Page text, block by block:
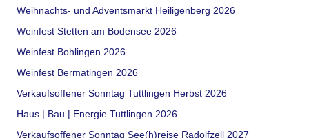
Weihnachts- und Adventsmarkt Heiligenberg 2026
Weinfest Stetten am Bodensee 2026
Weinfest Bohlingen 2026
Weinfest Bermatingen 2026
Verkaufsoffener Sonntag Tuttlingen Herbst 2026
Haus | Bau | Energie Tuttlingen 2026
Verkaufsoffener Sonntag See(h)reise Radolfzell 2027